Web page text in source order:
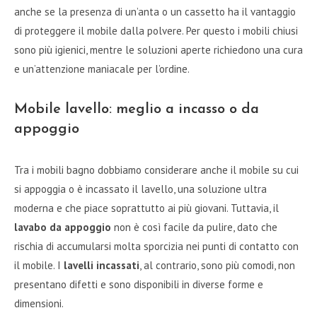
anche se la presenza di un’anta o un cassetto ha il vantaggio
di proteggere il mobile dalla polvere. Per questo i mobili chiusi
sono più igienici, mentre le soluzioni aperte richiedono una cura
e un’attenzione maniacale per l’ordine.
Mobile lavello: meglio a incasso o da
appoggio
Tra i mobili bagno dobbiamo considerare anche il mobile su cui
si appoggia o è incassato il lavello, una soluzione ultra
moderna e che piace soprattutto ai più giovani. Tuttavia, il
lavabo da appoggio non è così facile da pulire, dato che
rischia di accumularsi molta sporcizia nei punti di contatto con
il mobile. I lavelli incassati , al contrario, sono più comodi, non
presentano difetti e sono disponibili in diverse forme e
dimensioni.